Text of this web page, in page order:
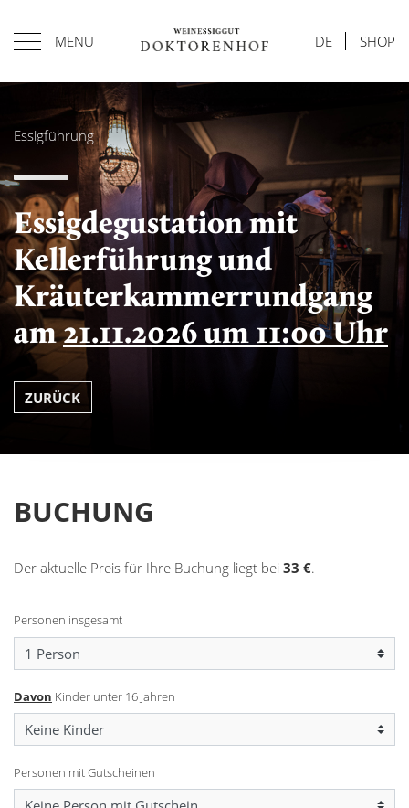
MENU DE SHOP
Essigführung
Essigdegustation mit
Kellerführung und
Kräuterkammerrundgang
am21.11.2026 um 11:00 Uhr
ZURÜCK
BUCHUNG
Der aktuelle Preis für Ihre Buchung liegt bei 33 €.
Personen insgesamt
Davon Kinder unter 16 Jahren
Personen mit Gutscheinen